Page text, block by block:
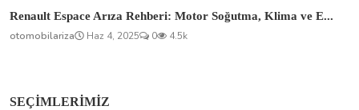
Renault Espace Arıza Rehberi: Motor Soğutma, Klima ve E...
otomobilariza
Haz 4, 2025 0 4.5k
SEÇIMLERIMIZ